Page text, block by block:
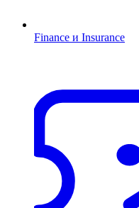
Finance и Insurance